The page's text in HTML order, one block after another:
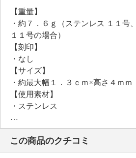
【重量】
・約７．６ｇ（ステンレス １１号
１１号の場合）
【刻印】
・なし
【サイズ】
・約最大幅１．３ｃｍ×高さ４ｍｍ
【使用素材】
・ステンレス
【メッキ素材】
・材質：ゴールドトーンコート（
【その他】
・個体差あり
この商品のクチコミ